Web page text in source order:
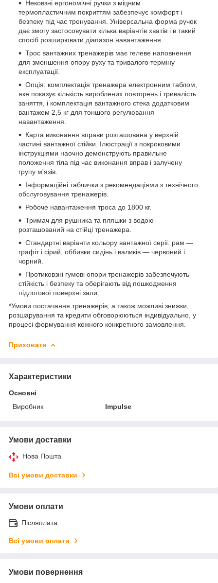
Нековзні ергономічні ручки з міцним
термопластичним покриттям забезпечує комфорт і
безпеку під час тренування. Універсальна форма ручок
дає змогу застосовувати кілька варіантів хватів і в такий
спосіб розширювати діапазон навантаження.
Трос вантажних тренажерів має гелеве наповнення
для зменшення опору руху та тривалого терміну
експлуатації.
Опція: комплектація тренажера електронним таблом,
яке показує кількість вироблених повторень і тривалість
заняття, і комплектація вантажного стека додатковим
вантажем 2,5 кг для тоншого регулювання
навантаження.
Карта виконання вправи розташована у верхній
частині вантажної стійки. Ілюстрації з покроковими
інструкціями наочно демонструють правильне
положення тіла під час виконання вправ і залучену
групу м'язів.
Інформаційні таблички з рекомендаціями з технічного
обслуговування тренажерів.
Робоче навантаження троса до 1800 кг.
Тримач для рушника та пляшки з водою
розташований на стійці тренажера.
Стандартні варіанти кольору вантажної серії: рам —
графіт і сірий, оббивки сидінь і валиків — червоний і
чорний.
Протиковзні гумові опори тренажерів забезпечують
стійкість і безпеку та оберігають від пошкодження
підлогової поверхні зали.
*Умови постачання тренажерів, а також можливі знижки,
розшарування та кредити обговорюються індивідуально, у
процесі формування кожного конкретного замовлення.
Приховати
Характеристики
Основні
Виробник
Impulse
Умови доставки
Нова Пошта
Всі умови доставки
Умови оплати
Післяплата
Всі умови оплати
Умови повернення